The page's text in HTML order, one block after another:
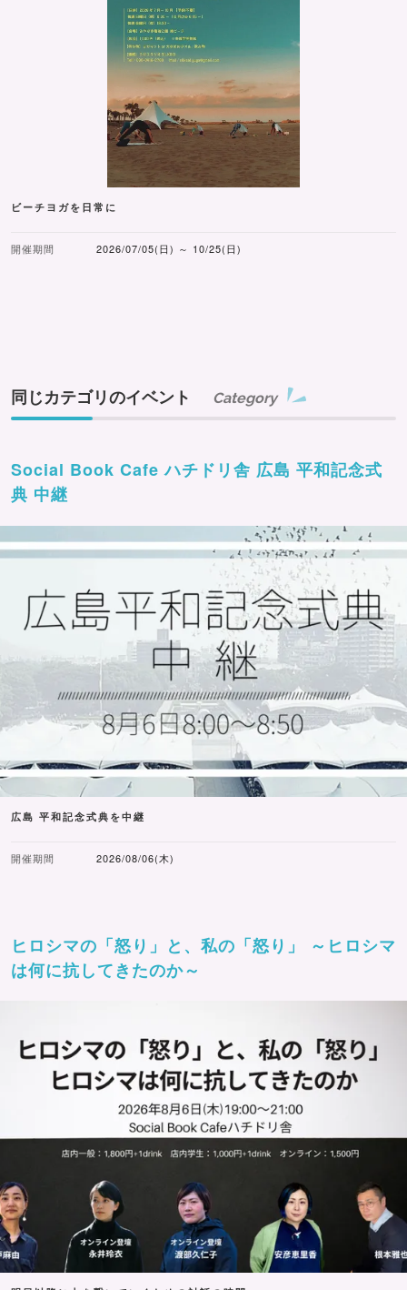
ビーチヨガを日常に
開催期間 2026/07/05(日) ～ 10/25(日)
同じカテゴリのイベント Category
Social Book Cafe ハチドリ舎 広島 平和記念式
典 中継
広島 平和記念式典を中継
開催期間 2026/08/06(木)
ヒロシマの「怒り」と、私の「怒り」 ～ヒロシマ
は何に抗してきたのか～